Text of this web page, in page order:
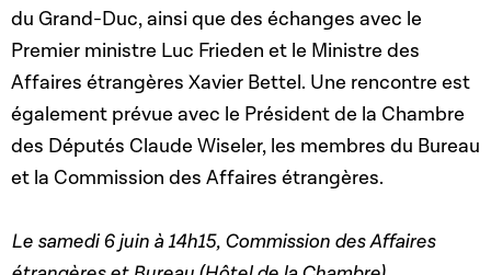
du Grand-Duc, ainsi que des échanges avec le
Premier ministre Luc Frieden et le Ministre des
Affaires étrangères Xavier Bettel. Une rencontre est
également prévue avec le Président de la Chambre
des Députés Claude Wiseler, les membres du Bureau
et la Commission des Affaires étrangères.
Le samedi 6 juin à 14h15, Commission des Affaires